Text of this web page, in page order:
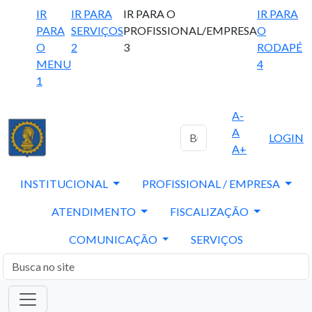
IR
PARA
O
MENU
1
IR PARA
SERVIÇOS
2
IR PARA O
PROFISSIONAL/EMPRESA
3
IR PARA
O
RODAPÉ
4
A-
A
A+
LOGIN
INSTITUCIONAL PROFISSIONAL / EMPRESA
ATENDIMENTO FISCALIZAÇÃO
COMUNICAÇÃO SERVIÇOS